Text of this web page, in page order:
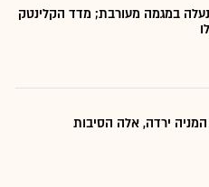
במגמה מעורבת; מדד הקלינטק
ירדה, אלה הסיבות